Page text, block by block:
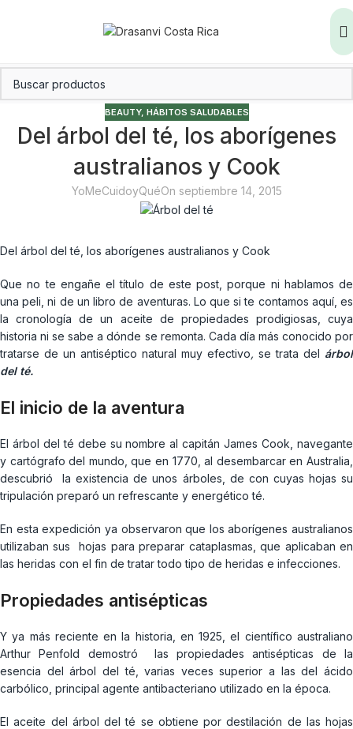
BEAUTY, HÁBITOS SALUDABLES
Del árbol del té, los aborígenes
australianos y Cook
YoMeCuidoyQuéOn septiembre 14, 2015
Del árbol del té, los aborígenes australianos y Cook
Que no te engañe el título de este post, porque ni hablamos de
una peli, ni de un libro de aventuras. Lo que si te contamos aquí, es
la cronología de un aceite de propiedades prodigiosas, cuya
historia ni se sabe a dónde se remonta. Cada día más conocido por
tratarse de un antiséptico natural muy efectivo, se trata del árbol
del té.
El inicio de la aventura
El árbol del té debe su nombre al capitán James Cook, navegante
y cartógrafo del mundo, que en 1770, al desembarcar en Australia,
descubrió la existencia de unos árboles, de con cuyas hojas su
tripulación preparó un refrescante y energético té.
En esta expedición ya observaron que los aborígenes australianos
utilizaban sus hojas para preparar cataplasmas, que aplicaban en
las heridas con el fin de tratar todo tipo de heridas e infecciones.
Propiedades antisépticas
Y ya más reciente en la historia, en 1925, el científico australiano
Arthur Penfold demostró las propiedades antisépticas de la
esencia del árbol del té, varias veces superior a las del ácido
carbólico, principal agente antibacteriano utilizado en la época.
El aceite del árbol del té se obtiene por destilación de las hojas